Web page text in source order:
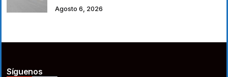
Agosto 6, 2026
Síguenos